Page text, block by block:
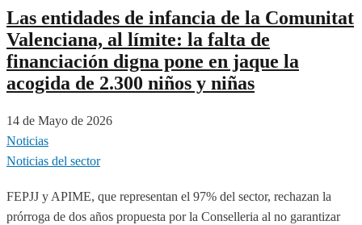
prórroga
del
sistema
de
protección
de
las
plazas
de
infancia
Valenciana
se
Las entidades de infancia de la Comunitat
Valenciana, al límite: la falta de
financiación digna pone en jaque la
acogida de 2.300 niños y niñas
14 de Mayo de 2026
Noticias
Noticias del sector
FEPJJ y APIME, que representan el 97% del sector, rechazan la
prórroga de dos años propuesta por la Conselleria al no garantizar